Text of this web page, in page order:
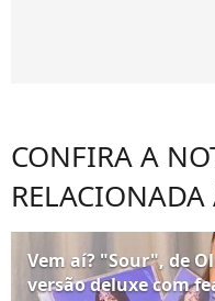
CONFIRA A
RELACIONADA
Vem aí? "Sour", de
versão deluxe com